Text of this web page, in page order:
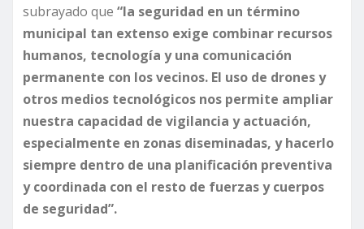
subrayado que “la seguridad en un término
municipal tan extenso exige combinar recursos
humanos, tecnología y una comunicación
permanente con los vecinos. El uso de drones y
otros medios tecnológicos nos permite ampliar
nuestra capacidad de vigilancia y actuación,
especialmente en zonas diseminadas, y hacerlo
siempre dentro de una planificación preventiva
y coordinada con el resto de fuerzas y cuerpos
de seguridad”.